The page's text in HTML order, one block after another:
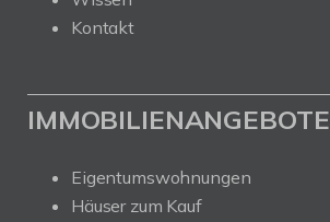
Kontakt
IMMOBILIENANGEBOTE
Eigentumswohnungen
Häuser zum Kauf